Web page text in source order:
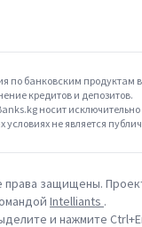
по банковским продуктам
кредитов и депозитов.
носит
условиях не является
права защищены.
Intelliants .
и нажмите